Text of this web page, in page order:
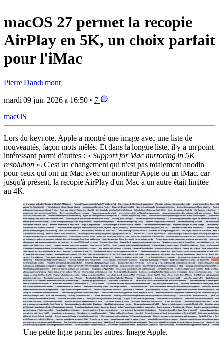
macOS 27 permet la recopie
AirPlay en 5K, un choix parfait
pour l'iMac
Pierre Dandumont
mardi 09 juin 2026 à 16:50 • 7
macOS
Lors du keynote, Apple a montré une image avec une liste de
nouveautés, façon mots mêlés. Et dans la longue liste, il y a un point
intéressant parmi d'autres : « Support for Mac mirroring in 5K
resolution ». C'est un changement qui n'est pas totalement anodin
pour ceux qui ont un Mac avec un moniteur Apple ou un iMac, car
jusqu'à présent, la recopie AirPlay d'un Mac à un autre était limitée
au 4K.
Une petite ligne parmi les autres. Image Apple.